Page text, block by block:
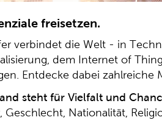
freisetzen.
verbindet die Welt - in
dem Internet of
Entdecke dabei zahlreiche
steht für Vielfalt und
Geschlecht, Nationalität,